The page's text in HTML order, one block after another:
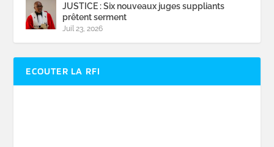
JUSTICE : Six nouveaux juges suppliants
prêtent serment
Juil 23, 2026
ECOUTER LA RFI